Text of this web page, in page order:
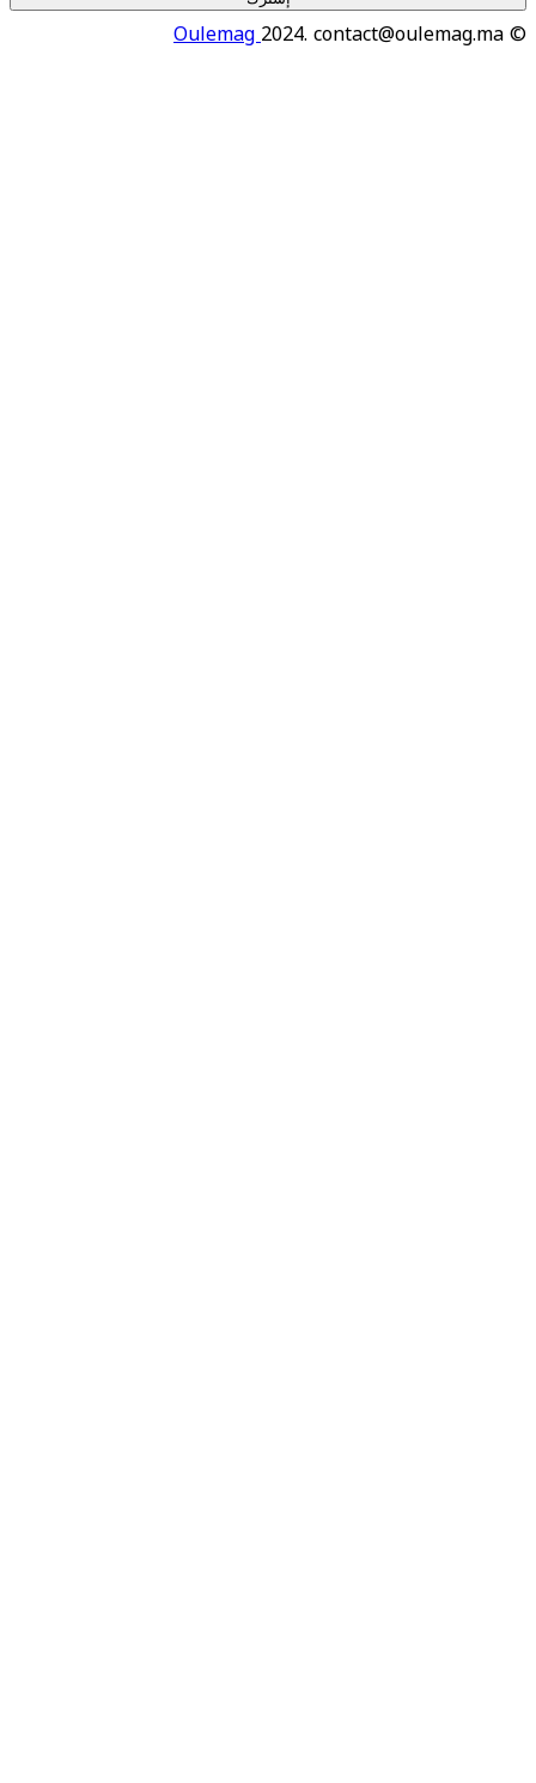
Oulemag2024.